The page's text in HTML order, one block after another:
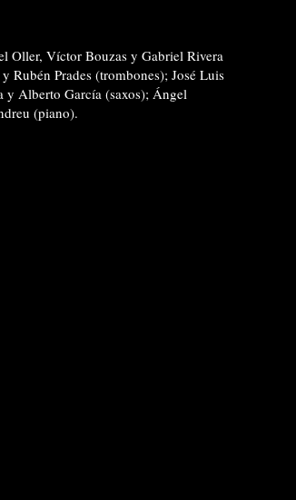
Oller, Víctor Bouzas y Gabriel Rivera
Rubén Prades (trombones); José Luis
Alberto García (saxos); Ángel
(piano).